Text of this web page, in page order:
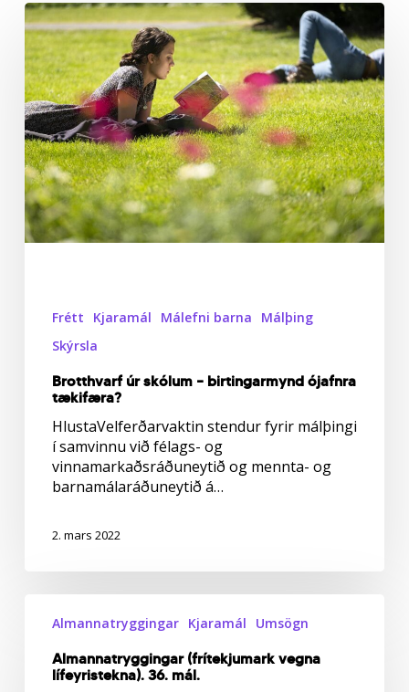
Brotthvarf
úr
skólum
–
birtingarmynd
ójafnra
tækifæra?
Frétt Kjaramál Málefni barna
Málþing
Skýrsla
Brotthvarf úr skólum – birtingarmynd ójafnra
tækifæra?
HlustaVelferðarvaktin stendur fyrir málþingi
í samvinnu við félags- og
vinnamarkaðsráðuneytið og mennta- og
barnamálaráðuneytið á…
2. mars 2022
(frítekjumark
lífeyristekna).
Almannatryggingar Kjaramál Umsögn
Almannatryggingar (frítekjumark vegna
lífeyristekna). 36. mál.